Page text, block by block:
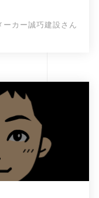
ーカー誠巧建設さん